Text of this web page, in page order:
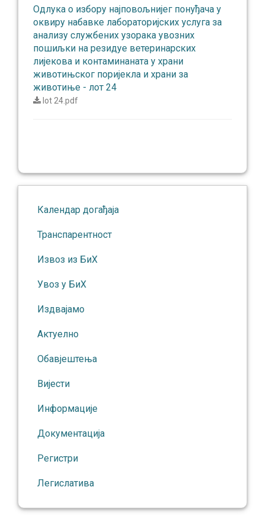
Одлукa о избору најповољнијег понуђача у
оквиру набавке лабораторијских услуга за
анализу службених узорака увозних
пошиљки на резидуе ветеринарских
лијекова и контаминаната у храни
животињског поријекла и храни за
животиње - лот 24
lot 24.pdf
Календар догађаја
Транспарентност
Извоз из БиХ
Увоз у БиХ
Издвајамо
Актуелно
Обавјештења
Вијести
Информације
Документација
Регистри
Легислатива